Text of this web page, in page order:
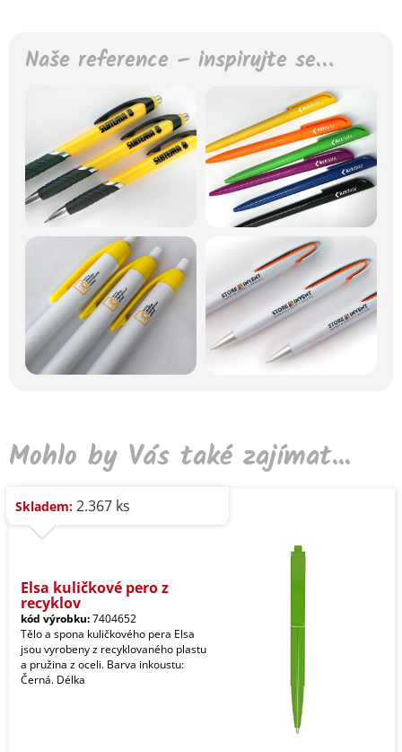
Naše reference – inspirujte se…
Mohlo by Vás také zajímat...
Skladem: 2.367 ks
Elsa kuličkové pero z
recyklov
kód výrobku:7404652
Tělo a spona kuličkového pera Elsa
jsou vyrobeny z recyklovaného plastu
a pružina z oceli. Barva inkoustu:
Černá. Délka